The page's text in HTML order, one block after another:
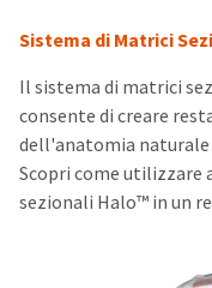
Sistema di Matrici
Il sistema di matrici
consente di creare
dell'anatomia
Scopri come utilizzare
sezionali Halo™ in un